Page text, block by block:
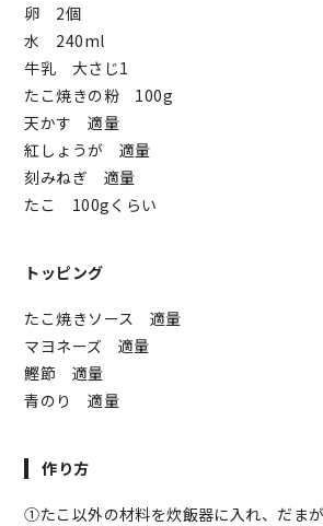
卵 2個
水 240ml
牛乳 大さじ1
たこ焼きの粉 100g
天かす 適量
紅しょうが 適量
刻みねぎ 適量
たこ 100gくらい
トッピング
たこ焼きソース 適量
マヨネーズ 適量
鰹節 適量
青のり 適量
作り方
①たこ以外の材料を炊飯器に入れ、だま